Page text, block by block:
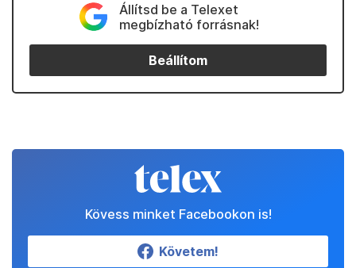
Állítsd be a Telexet
megbízható forrásnak!
Beállítom
Kövess minket Facebookon is!
Követem!